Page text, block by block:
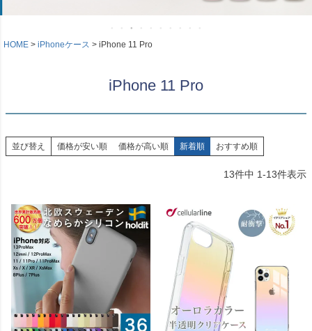
HOME iPhoneケース iPhone 11 Pro
iPhone 11 Pro
並び替え 価格が安い順 価格が高い順 新着順 おすすめ順
13件中 1-13件表示